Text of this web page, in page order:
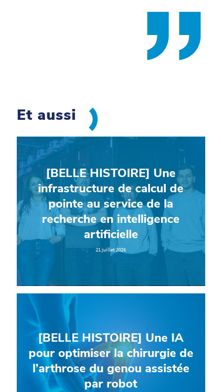
Et aussi
[BELLE HISTOIRE] Une
infrastructure de calcul de
pointe au service de la
recherche en intelligence
artificielle
21 juillet 2026
[BELLE HISTOIRE] Une IA
pour optimiser la chirurgie de
l’arthrose du genou assistée
par robot